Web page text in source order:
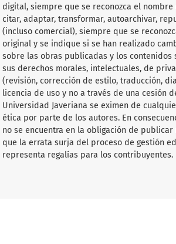
digital, siempre que se reconozca el
citar, adaptar, transformar, autoarchivar,
(incluso comercial), siempre que se
original y se indique si se han realizado
sobre las obras publicadas y los
sus derechos morales, intelectuales, de
(revisión, corrección de estilo, traducción,
licencia de uso y no a través de una cesión
Universidad Javeriana se eximen de
ética por parte de los autores. En
no se encuentra en la obligación de
que la errata surja del proceso de gestión
representa regalías para los contribuyentes.